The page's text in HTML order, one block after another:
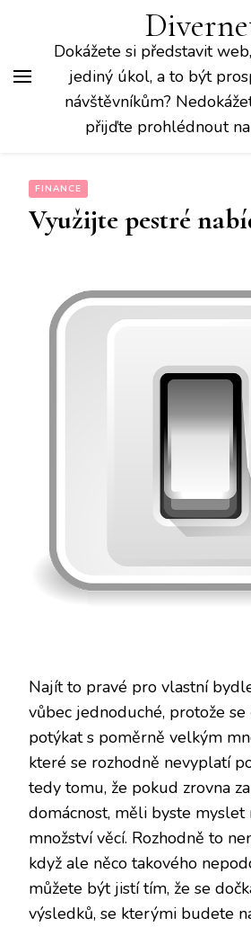
Dokážete si představit
jediný úkol, a to být
návštěvníkům?
přijďte prohlédnout
FINANCE
Využijte pestré
Najít to pravé pro vlastní
vůbec jednoduché, protože
potýkat s poměrně velkým
které se rozhodně nevyplatí
tedy tomu, že pokud zrovna
domácnost, měli byste myslet
množství věcí. Rozhodně to
když ale něco takového
můžete být jistí tím, že se
výsledků, se kterými budete